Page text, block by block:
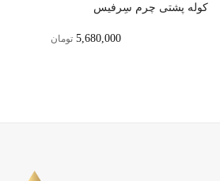
کوله پشتی چرم سِرفیس
5,680,000 تومان